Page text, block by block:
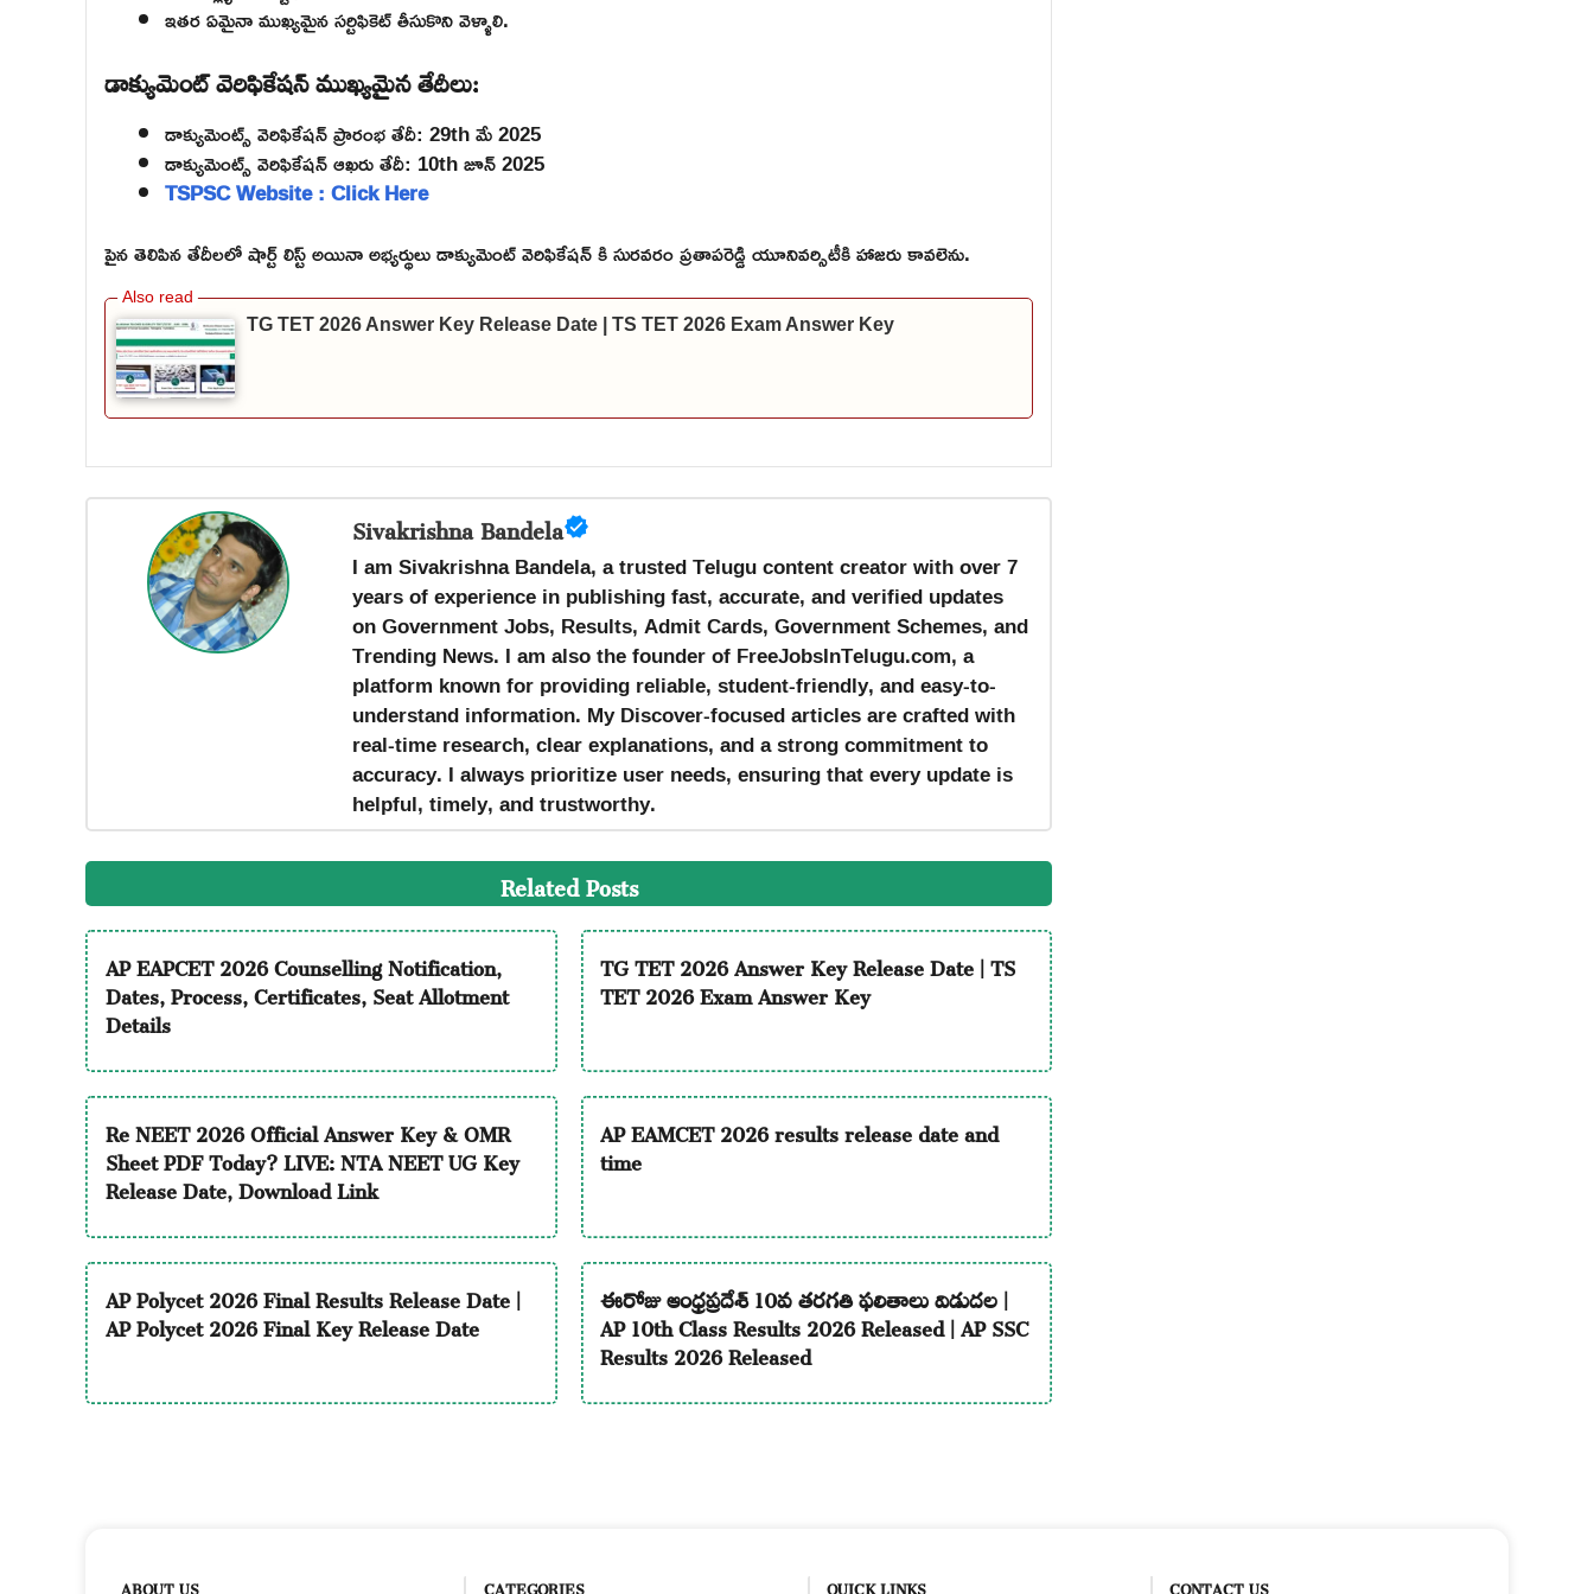
ఇతర ఏమైనా ముఖ్యమైన సర్టిఫికెట్ తీసుకొని వెళ్ళాలి.
డాక్యుమెంట్ వెరిఫికేషన్ ముఖ్యమైన తేదీలు:
డాక్యుమెంట్స్ వెరిఫికేషన్ ప్రారంభ తేదీ: 29th మే 2025
డాక్యుమెంట్స్ వెరిఫికేషన్ ఆఖరు తేదీ: 10th జూన్ 2025
TSPSC Website : Click Here
పైన తెలిపిన తేదీలలో షార్ట్ లిస్ట్ అయినా అభ్యర్థులు డాక్యుమెంట్ వెరిఫికేషన్ కి సురవరం ప్రతాపరెడ్డి యూనివర్సిటీకి హాజరు కావలెను.
TG TET 2026 Answer Key Release Date | TS TET 2026 Exam Answer Key
Sivakrishna Bandela
I am Sivakrishna Bandela, a trusted Telugu content creator with over 7
years of experience in publishing fast, accurate, and verified updates
on Government Jobs, Results, Admit Cards, Government Schemes, and
Trending News. I am also the founder of FreeJobsInTelugu.com, a
platform known for providing reliable, student-friendly, and easy-to-
understand information. My Discover-focused articles are crafted with
real-time research, clear explanations, and a strong commitment to
accuracy. I always prioritize user needs, ensuring that every update is
helpful, timely, and trustworthy.
Related Posts
AP EAPCET 2026 Counselling Notification,
Dates, Process, Certificates, Seat Allotment
Details
TG TET 2026 Answer Key Release Date | TS
TET 2026 Exam Answer Key
Re NEET 2026 Official Answer Key & OMR
Sheet PDF Today? LIVE: NTA NEET UG Key
Release Date, Download Link
AP EAMCET 2026 results release date and
time
AP Polycet 2026 Final Results Release Date |
AP Polycet 2026 Final Key Release Date
ఈరోజు ఆంధ్రప్రదేశ్ 10వ తరగతి ఫలితాలు విడుదల |
AP 10th Class Results 2026 Released | AP SSC
Results 2026 Released